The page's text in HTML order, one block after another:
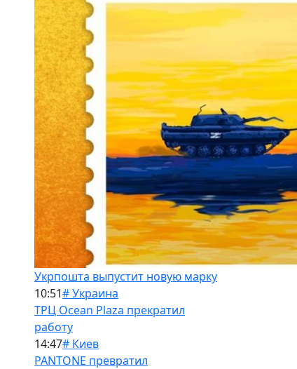
Укрпошта выпустит новую марку
10:51# Украина
ТРЦ Ocean Plaza прекратил
работу
14:47# Киев
PANTONE превратил